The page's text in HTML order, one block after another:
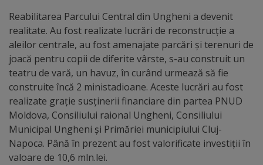
publice
Achiziții
publice
Rezultate/Atribuiri
Planuri/
Rapoarte
Reabilitarea Parcului Central din Ungheni a devenit
realitate. Au fost realizate lucrări de reconstrucție a
aleilor centrale, au fost amenajate parcări și terenuri de
joacă pentru copii de diferite vârste, s-au construit un
teatru de vară, un havuz, în curând urmează să fie
construite încă 2 ministadioane. Aceste lucrări au fost
realizate grație susținerii financiare din partea PNUD
Moldova, Consiliului raional Ungheni, Consiliului
Municipal Ungheni și Primăriei municipiului Cluj-
Napoca. Până în prezent au fost valorificate investiții în
valoare de 10,6 mln.lei.